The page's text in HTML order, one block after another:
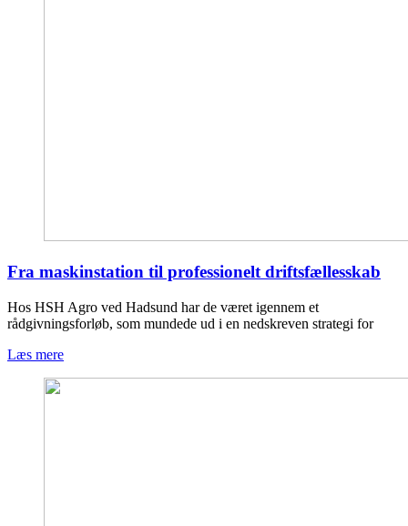
Fra maskinstation til professionelt driftsfællesskab
Hos HSH Agro ved Hadsund har de været igennem et
rådgivningsforløb, som mundede ud i en nedskreven strategi for
Læs mere